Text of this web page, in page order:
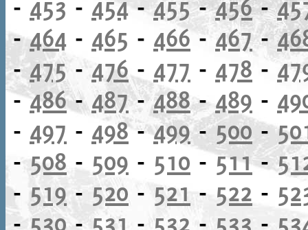
- 453 - 454-455-456-
-464 - 465 - 466- 467-
-475-476- 477 - 478 -
-486-487-488-489 -
- 497 - 498-499-500-
-508 - 509 - 510 -511-
- 519 -520 - 521- 522 -
- 530-531 - 532 - 533 -